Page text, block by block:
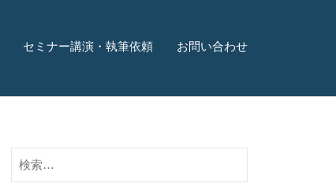
セミナー講演・執筆依頼 お問い合わせ